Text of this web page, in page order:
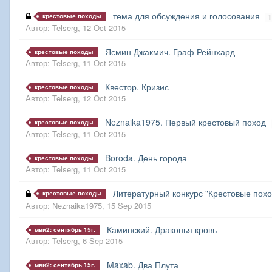
крестовые походы тема для обсуждения и голосования 1
Автор: Telserg, 12 Oct 2015
крестовые походы Ясмин Джакмич. Граф Рейнхард
Автор: Telserg, 11 Oct 2015
крестовые походы Квестор. Кризис
Автор: Telserg, 12 Oct 2015
крестовые походы Neznaika1975. Первый крестовый поход
Автор: Telserg, 11 Oct 2015
крестовые походы Boroda. День города
Автор: Telserg, 11 Oct 2015
крестовые походы Литературный конкурс "Крестовые
Автор: Neznaika1975, 15 Sep 2015
мви2: сентябрь 15г. Каминский. Драконья кровь
Автор: Telserg, 6 Sep 2015
мви2: сентябрь 15г. Maxab. Два Плута